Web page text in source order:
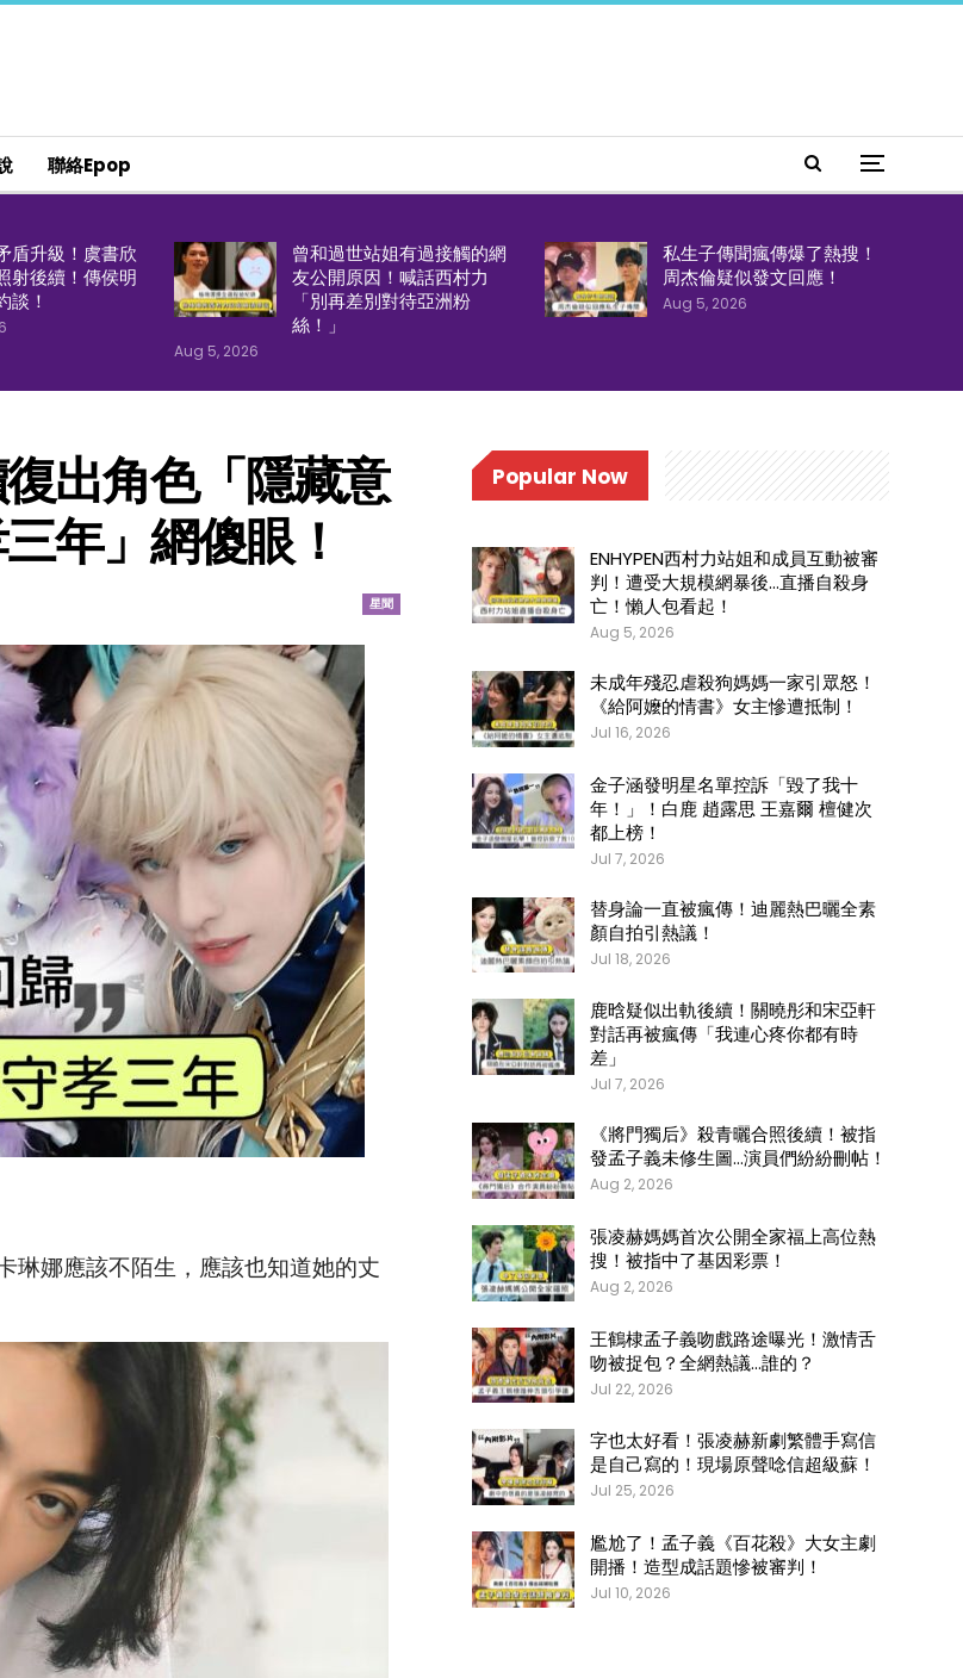
聯絡epop
盾升級！虞書欣
射後續！傳侯明
談！
曾和過世站姐有過接觸的網
友公開原因！喊話西村力
「別再差別對待亞洲粉
絲！」
Aug 5, 2026
私生子傳聞瘋傳爆了熱搜！
周杰倫疑似發文回應！
Aug 5, 2026
出角色「隱藏意
年」網傻眼！
星聞
琳娜應該不陌生，應該也知道她的丈
Popular Now
ENHYPEN西村力站姐和成員互動被審
判！遭受大規模網暴後…直播自殺身
亡！懶人包看起！
Aug 5, 2026
未成年殘忍虐殺狗媽媽一家引眾怒！
《給阿嬤的情書》女主慘遭抵制！
Jul 16, 2026
金子涵發明星名單控訴「毀了我十
年！」！白鹿 趙露思 王嘉爾 檀健次
都上榜！
Jul 7, 2026
替身論一直被瘋傳！迪麗熱巴曬全素
顏自拍引熱議！
Jul 18, 2026
鹿晗疑似出軌後續！關曉彤和宋亞軒
對話再被瘋傳「我連心疼你都有時
差」
Jul 7, 2026
《將門獨后》殺青曬合照後續！被指
發孟子義未修生圖…演員們紛紛刪帖！
Aug 2, 2026
張凌赫媽媽首次公開全家福上高位熱
搜！被指中了基因彩票！
Aug 2, 2026
王鶴棣孟子義吻戲路途曝光！激情舌
吻被捉包？全網熱議…誰的？
Jul 22, 2026
字也太好看！張凌赫新劇繁體手寫信
是自己寫的！現場原聲唸信超級蘇！
Jul 25, 2026
尷尬了！孟子義《百花殺》大女主劇
開播！造型成話題慘被審判！
Jul 10, 2026